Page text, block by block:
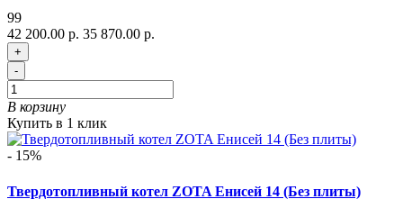
99
42 200.00 р. 35 870.00 р.
+
-
В корзину
Купить в 1 клик
- 15%
Твердотопливный котел ZOTA Енисей 14 (Без плиты)